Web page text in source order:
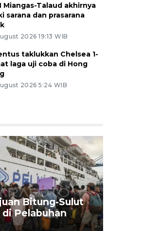
Miangas-Talaud akhirnya
sarana dan prasarana
2026 19:13 WIB
taklukkan Chelsea 1-
laga uji coba di Hong
2026 5:24 WIB
Bitung-Sulut
Pelabuhan